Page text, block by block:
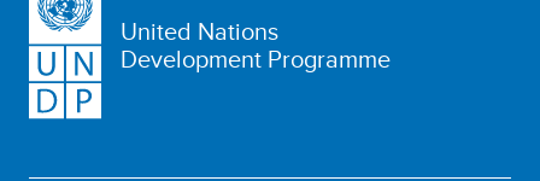
United Nations
Development Programme